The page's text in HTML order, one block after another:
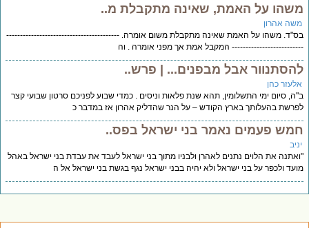
על האמת, שאינה מתקבלת מ..
אהרון
משהו על האמת שאינה מתקבלת משום אומרה. -----------------------------------------
המקבל אמת אך מפני אומרה . וה
אבל מבפנים... | פרש..
כהן
סיום ימי התשלומין, תהא שנת פלאות וניסים . כמדי שבוע לפניכם סרטון שבועי קצר
בהעלותך בארץ הקודש – על הנר שהדליק אהרון אז במדבר כ
פעמים נאמר בני ישראל בפס..
את הלוים נתנים לאהרן ולבניו מתוך בני ישראל לעבד את עבדת בני ישראל באהל
ולכפר על בני ישראל ולא יהיה בבני ישראל נגף בגשת בני ישראל אל ה